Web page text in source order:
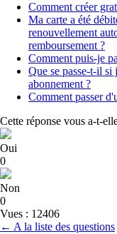
Comment créer
Ma carte a été
renouvellement
remboursement ?
Comment puis-je
Que se passe-t-il si
abonnement ?
Comment passer
Cette réponse vous a-t-
Oui
0
Non
0
Vues : 12406
← A la liste des questions